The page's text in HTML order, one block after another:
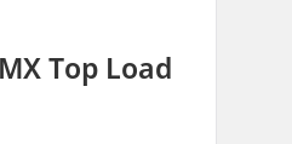
Top Load